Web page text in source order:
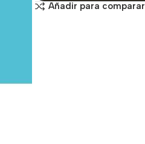
Añadir para comparar